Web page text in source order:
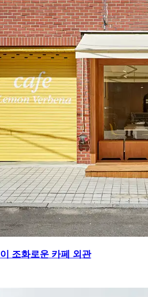
조화로운 카페 외관